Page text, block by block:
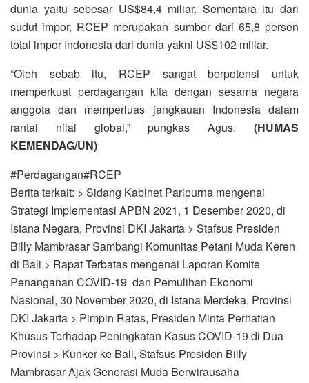
dunia yaitu sebesar US$84,4 miliar. Sementara itu dari
sudut impor, RCEP merupakan sumber dari 65,8 persen
total impor Indonesia dari dunia yakni US$102 miliar.
“Oleh sebab itu, RCEP sangat berpotensi untuk
memperkuat perdagangan kita dengan sesama negara
anggota dan memperluas jangkauan Indonesia dalam
rantai nilai global,” pungkas Agus. (HUMAS
KEMENDAG/UN)
#Perdagangan#RCEP
Berita terkait: > Sidang Kabinet Paripurna mengenai
Strategi Implementasi APBN 2021, 1 Desember 2020, di
Istana Negara, Provinsi DKI Jakarta > Stafsus Presiden
Billy Mambrasar Sambangi Komunitas Petani Muda Keren
di Bali > Rapat Terbatas mengenai Laporan Komite
Penanganan COVID-19 dan Pemulihan Ekonomi
Nasional, 30 November 2020, di Istana Merdeka, Provinsi
DKI Jakarta > Pimpin Ratas, Presiden Minta Perhatian
Khusus Terhadap Peningkatan Kasus COVID-19 di Dua
Provinsi > Kunker ke Bali, Stafsus Presiden Billy
Mambrasar Ajak Generasi Muda Berwirausaha